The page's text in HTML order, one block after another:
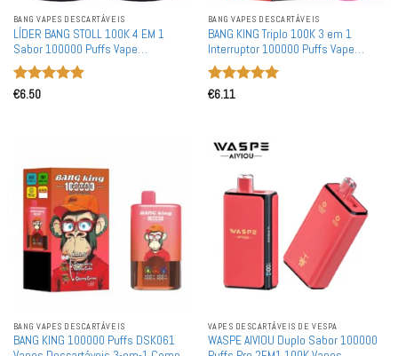
BANG VAPES DESCARTÁVEIS
LÍDER BANG STOLL 100K 4 EM 1
Sabor 100000 Puffs Vape
Descartável por Atacado
Avaliação
€6.50
BANG VAPES DESCARTÁVEIS
BANG KING Triplo 100K 3 em 1
Interruptor 100000 Puffs Vape
Descartável Inteligente Mesh Por
Atacado Compra em Massa DSK043
Avaliação
€6.11
BANG VAPES DESCARTÁVEIS
BANG KING 100000 Puffs DSK061
VAPES DESCARTÁVEIS ​​DE VESPA
WASPE AIVIOU Duplo Sabor 100000